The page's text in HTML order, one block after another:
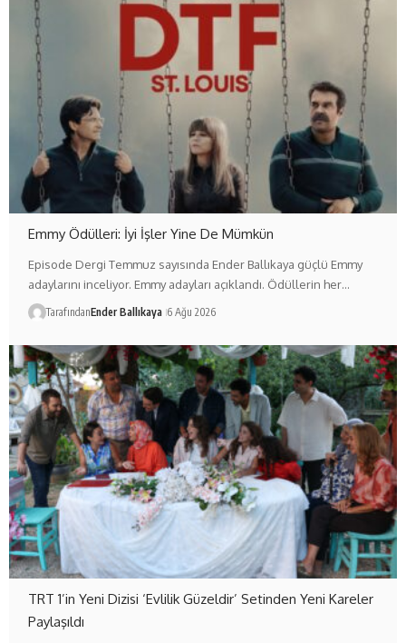
Emmy Ödülleri: İyi İşler Yine De Mümkün
Episode Dergi Temmuz sayısında Ender Ballıkaya güçlü Emmy
adaylarını inceliyor. Emmy adayları açıklandı. Ödüllerin her…
TarafındanEnder Ballıkaya 6 Ağu 2026
TRT 1’in Yeni Dizisi ‘Evlilik Güzeldir’ Setinden Yeni Kareler
Paylaşıldı